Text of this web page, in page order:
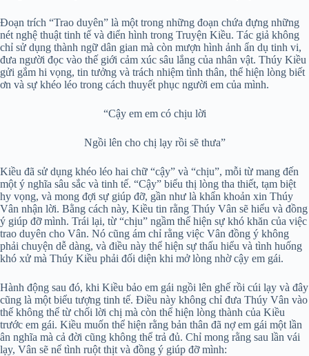
Đoạn trích “Trao duyên” là một trong những đoạn chứa đựng những
nét nghệ thuật tinh tế và điển hình trong Truyện Kiều. Tác giả không
chỉ sử dụng thành ngữ dân gian mà còn mượn hình ảnh ẩn dụ tinh vi,
đưa người đọc vào thế giới cảm xúc sâu lắng của nhân vật. Thúy Kiều
gửi gắm hi vọng, tin tưởng và trách nhiệm tình thân, thể hiện lòng biết
ơn và sự khéo léo trong cách thuyết phục người em của mình.
“Cậy em em có chịu lời
Ngồi lên cho chị lạy rồi sẽ thưa”
Kiều đã sử dụng khéo léo hai chữ “cậy” và “chịu”, mỗi từ mang đến
một ý nghĩa sâu sắc và tinh tế. “Cậy” biểu thị lòng tha thiết, tạm biệt
hy vọng, và mong đợi sự giúp đỡ, gần như là khẩn khoản xin Thúy
Vân nhận lời. Bằng cách này, Kiều tin rằng Thúy Vân sẽ hiểu và đồng
ý giúp đỡ mình. Trái lại, từ “chịu” ngầm thể hiện sự khó khăn của việc
trao duyên cho Vân. Nó cũng ám chỉ rằng việc Vân đồng ý không
phải chuyện dễ dàng, và điều này thể hiện sự thấu hiểu và tình huống
khó xử mà Thúy Kiều phải đối diện khi mở lòng nhờ cậy em gái.
Hành động sau đó, khi Kiều bảo em gái ngồi lên ghế rồi cúi lạy và đây
cũng là một biểu tượng tinh tế. Điều này không chỉ đưa Thúy Vân vào
thế không thể từ chối lời chị mà còn thể hiện lòng thành của Kiều
trước em gái. Kiều muốn thể hiện rằng bản thân đã nợ em gái một lần
ân nghĩa mà cả đời cũng không thể trả đủ. Chỉ mong rằng sau lần vái
lạy, Vân sẽ nể tình ruột thịt và đồng ý giúp đỡ mình: